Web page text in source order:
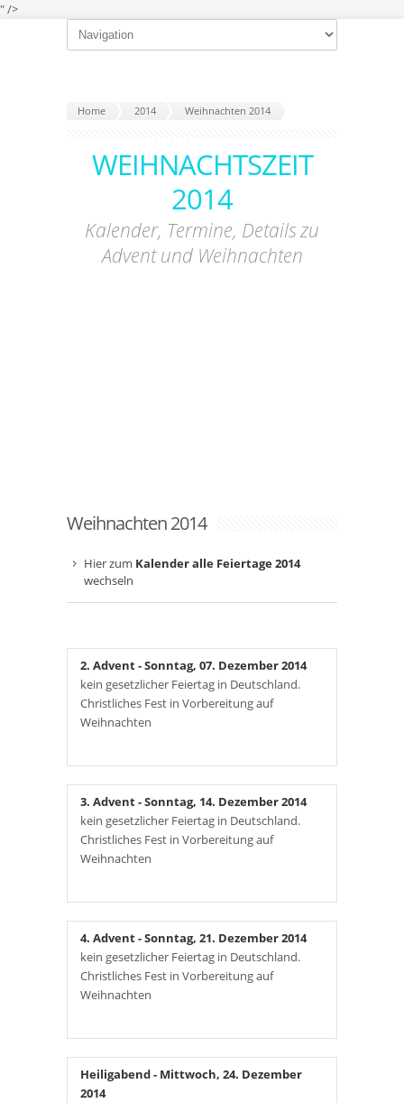
" />
Home 2014 Weihnachten 2014
WEIHNACHTSZEIT
2014
Kalender, Termine, Details zu
Advent und Weihnachten
Weihnachten 2014
Hier zum Kalender alle Feiertage 2014
wechseln
2. Advent- Sonntag, 07. Dezember 2014
kein gesetzlicher Feiertag in Deutschland.
Christliches Fest in Vorbereitung auf
Weihnachten
3. Advent- Sonntag, 14. Dezember 2014
kein gesetzlicher Feiertag in Deutschland.
Christliches Fest in Vorbereitung auf
Weihnachten
4. Advent- Sonntag, 21. Dezember 2014
kein gesetzlicher Feiertag in Deutschland.
Christliches Fest in Vorbereitung auf
Weihnachten
Heiligabend- Mittwoch, 24. Dezember
2014